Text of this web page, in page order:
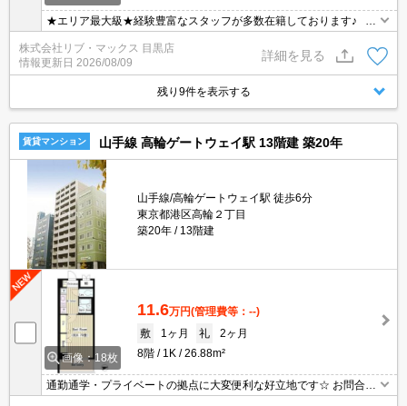
★エリア最大級★経験豊富なスタッフが多数在籍しております♪ 初
期費用クレジット支払可能！オンライン内覧・オンライン契約等弊
社に一度も来店せずとも問題ありません♪弊社ではネットに掲載され
ている物件も全てご紹介可能になりますので気になる物件は全て申
し付けください★
株式会社リブ・マックス 目黒店
情報更新日 2026/08/09
詳細を見る
残り9件を表示する
賃貸マンション 山手線 高輪ゲートウェイ駅 13階建 築20年
山手線/高輪ゲートウェイ駅 徒歩6分
東京都港区高輪２丁目
築20年
13階建
画像：18枚
11.6万円(管理費等：--)
敷
1ヶ月 礼
2ヶ月
8階
1K 26.88m²
通勤通学・プライベートの拠点に大変便利な好立地です☆ お問合せ
物件のほかにもネット非掲載や空き予定など豊富な物件からご紹介